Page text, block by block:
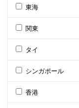
東海
関東
タイ
シンガポール
香港